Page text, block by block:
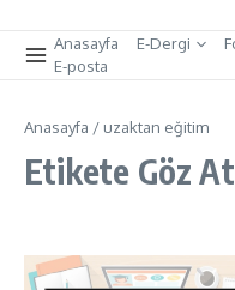
Anasayfa E-Dergi
E-posta
Anasayfa / uzaktan eğitim
Etikete Göz